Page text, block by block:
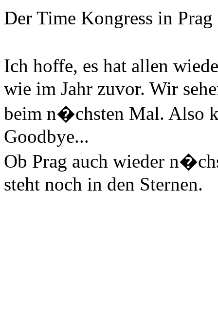
Der Time Kongress in
Ich hoffe, es hat allen
wie im Jahr zuvor. Wir
beim n�chsten Mal. Also
Goodbye...
Ob Prag auch wieder
steht noch in den Sternen.